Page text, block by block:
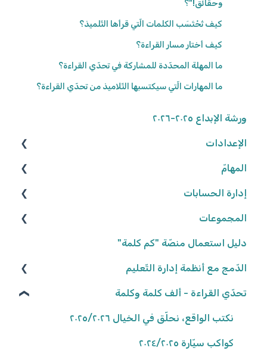
وحقائق!"؟
كيف تُحْتَسَب الكلمات الّتي قرأها التّلميذ؟
كيف أختار مسار القراءة؟
ما المهلة المحدّدة للمشاركة في تحدّي القراءة؟
ما المهارات الّتي سيكتسبها التّلاميذ من تحدّي القراءة؟
ورشة الإبداع ٢٠٢٥-٢٠٢٦
الإعدادات
الوصول إلى المنصّة
كلمة المرور
البيانات الشّخصيّة
شروط وأحكام
إعدادات المدرسة
المهامّ
البحث عن الموارد
تعديل المهامّ
إعدادات المهامّ
تعيين المهامّ
حلّ المهامّ وتسليمها
تصحيح المهامّ وتفقّدها
نتائج المهامّ
إدارة الحسابات
المعلّمون/ـات
التّلاميذ
المجموعات
إنشاء المجموعات
تعديل المجموعات
إحصاءات المجموعات
دليل استعمال منصّة "كم كلمة"
الدّمج مع أنظمة إدارة التّعليم
كلاسلينك - ClassLink
تحدّي القراءة - ألف كلمة وكلمة
نكتب الواقع، نحلّق في الخيال ٢٠٢٥/٢٠٢٦
كواكب سيّارة ٢٠٢٤/٢٠٢٥